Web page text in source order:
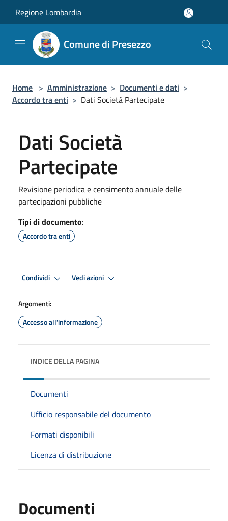
Regione Lombardia
Comune di Presezzo
Home > Amministrazione > Documenti e dati >
Accordo tra enti > Dati Società Partecipate
Dati Società
Partecipate
Revisione periodica e censimento annuale delle
partecipazioni pubbliche
Tipi di documento:
Accordo tra enti
Condividi Vedi azioni
Argomenti:
Accesso all'informazione
INDICE DELLA PAGINA
Documenti
Ufficio responsabile del documento
Formati disponibili
Licenza di distribuzione
Documenti